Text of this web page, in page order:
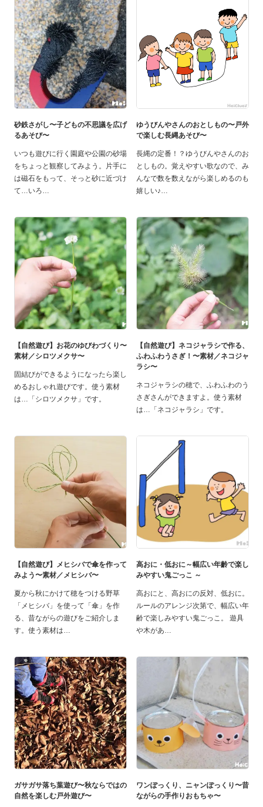
砂鉄さがし〜子どもの不思議を広げ
るあそび〜
いつも遊びに行く園庭や公園の砂場
をちょっと観察してみよう。片手に
は磁石をもって、そっと砂に近づけ
て…いろ
ゆうびんやさんのおとしもの〜戸外
で楽しむ長縄あそび〜
長縄の定番！？ゆうびんやさんのお
としもの。覚えやすい歌なので、み
んなで数を数えながら楽しめるのも
嬉しい♪
【自然遊び】お花のゆびわづくり〜
素材／シロツメクサ〜
固結びができるようになったら楽し
めるおしゃれ遊びです。使う素材
は…「シロツメクサ」です。
【自然遊び】ネコジャラシで作る、
ふわふわうさぎ！〜素材／ネコジャ
ラシ〜
ネコジャラシの穂で、ふわふわのう
さぎさんができますよ。使う素材
は…「ネコジャラシ」です。
【自然遊び】メヒシバで傘を作って
みよう〜素材／メヒシバ〜
夏から秋にかけて穂をつける野草
「メヒシバ」を使って「傘」を作
る、昔ながらの遊びをご紹介しま
す。使う素材は
高おに・低おに～幅広い年齡で楽し
みやすい鬼ごっこ ～
高おにと、高おにの反対、低おに。
ルールのアレンジ次第で、幅広い年
齢で楽しみやすい鬼ごっこ。 遊具
や木があ
ガサガサ落ち葉遊び〜秋ならではの
自然を楽しむ戸外遊び〜
ワンぽっくり、ニャンぽっくり〜昔
ながらの手作りおもちゃ〜